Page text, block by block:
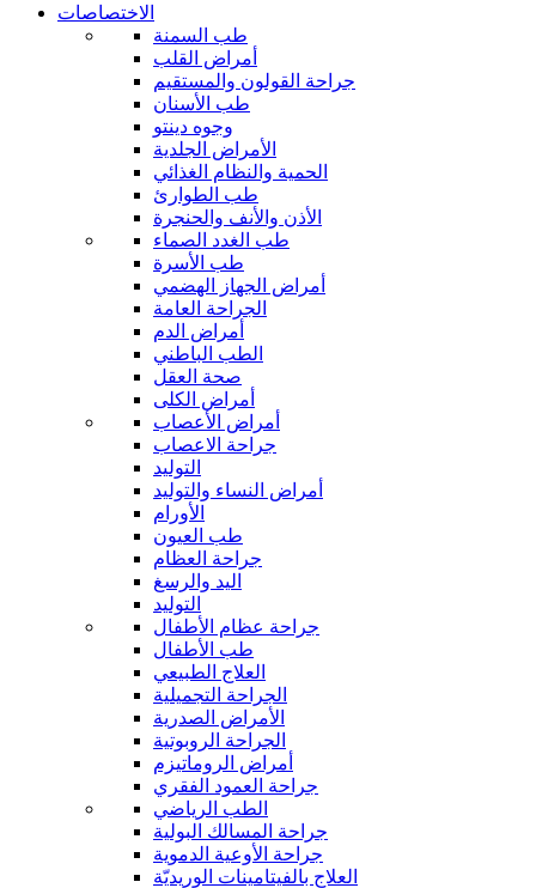
الاختصاصات
طب السمنة
أمراض القلب
جراحة القولون والمستقيم
طب الأسنان
وجوه دينتو
الأمراض الجلدية
الحمية والنظام الغذائي
طب الطوارئ
الأذن والأنف والحنجرة
طب الغدد الصماء
طب الأسرة
أمراض الجهاز الهضمي
الجراحة العامة
أمراض الدم
الطب الباطني
صحة العقل
أمراض الكلى
أمراض الأعصاب
جراحة الاعصاب
التوليد
أمراض النساء والتوليد
الأورام
طب العيون
جراحة العظام
اليد والرسغ
التوليد
جراحة عظام الأطفال
طب الأطفال
العلاج الطبيعي
الجراحة التجميلية
الأمراض الصدرية
الجراحة الروبوتية
أمراض الروماتيزم
جراحة العمود الفقري
الطب الرياضي
جراحة المسالك البولية
جراحة الأوعية الدموية
العلاج بالفيتامينات الوريديّة